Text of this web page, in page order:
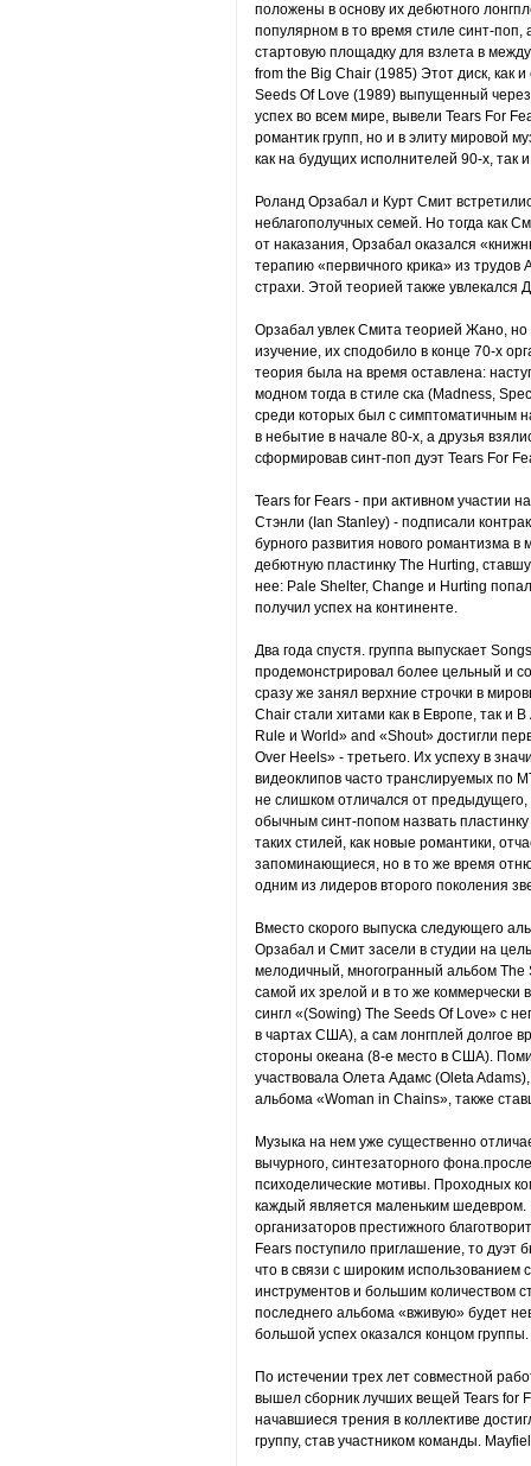
положены в основу их дебютного
популярном в то время стиле синт-поп,
стартовую площадку для взлета в
from the Big Chair (1985) Этот диск, как
Seeds Of Love (1989) выпущенный
успех во всем мире, вывели Tears For
романтик групп, но и в элиту мировой
как на будущих исполнителей 90-х, так
Роланд Орзабал и Курт Смит
неблагополучных семей. Но тогда как
от наказания, Орзабал оказался
терапию «первичного крика» из
страхи. Этой теорией также
Орзабал увлек Смита теорией Жано, но
изучение, их сподобило в конце 70-х
теория была на время оставлена:
модном тогда в стиле ска (Madness,
среди которых был с симптоматичным
в небытие в начале 80-х, а друзья
сформировав синт-поп дуэт Tears For
Tears for Fears - при активном участии
Стэнли (Ian Stanley) - подписали
бурного развития нового романтизма
дебютную пластинку The Hurting,
нее: Pale Shelter, Change и Hurting
получил успех на континенте.
Два года спустя. группа выпускает
продемонстрировал более цельный и
сразу же занял верхние строчки в
Chair стали хитами как в Европе, так и
Rule и World» and «Shout» достигли
Over Heels» - третьего. Их успеху в
видеоклипов часто транслируемых по
не слишком отличался от
обычным синт-попом назвать
таких стилей, как новые романтики,
запоминающиеся, но в то же время
одним из лидеров второго поколения
Вместо скорого выпуска следующего
Орзабал и Смит засели в студии на
мелодичный, многогранный альбом
самой их зрелой и в то же
сингл «(Sowing) The Seeds Of Love» с
в чартах США), а сам лонгплей долгое
стороны океана (8-е место в США).
участвовала Олета Адамс (Oleta
альбома «Woman in Chains», также
Музыка на нем уже существенно
вычурного, синтезаторного
психоделические мотивы. Проходных
каждый является маленьким шедевром.
организаторов престижного
Fears поступило приглашение, то дуэт
что в связи с широким использованием
инструментов и большим количеством
последнего альбома «вживую» будет
большой успех оказался концом группы.
По истечении трех лет совместной
вышел сборник лучших вещей Tears for
начавшиеся трения в коллективе
группу, став участником команды.